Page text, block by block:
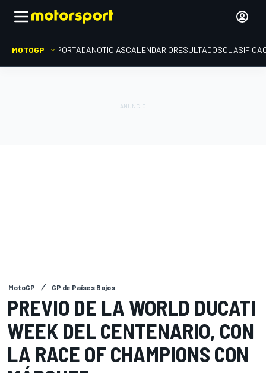
MOTOGP PORTADANOTICIASCALENDARIORESULTADOS
MotoGP GP de Países Bajos
PREVIO DE LA WORLD DUCATI
WEEK DEL CENTENARIO, CON
LA RACE OF CHAMPIONS CON